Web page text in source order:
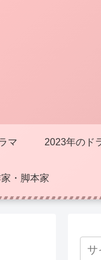
マ 2023年のド
・脚本家